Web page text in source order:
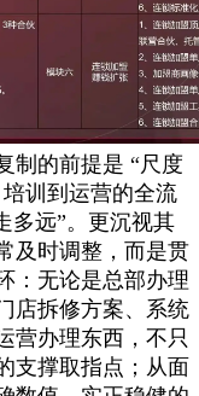
制的前提是 “尺度
训到运营的全流
多远”。更沉视其
及时调整，而是贯
：无论是总部办理
店拆修方案、系统
营办理东西，不只
支撑取指点；从面